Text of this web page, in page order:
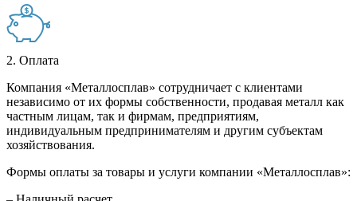
2. Оплата
Компания «Металлосплав» сотрудничает с клиентами
независимо от их формы собственности, продавая металл как
частным лицам, так и фирмам, предприятиям,
индивидуальным предпринимателям и другим субъектам
хозяйствования.
Формы оплаты за товары и услуги компании «Металлосплав»: